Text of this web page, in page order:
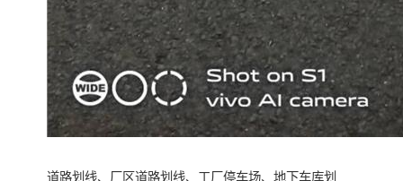
道路划线、厂区道路划线、工厂停车场、地下车库划